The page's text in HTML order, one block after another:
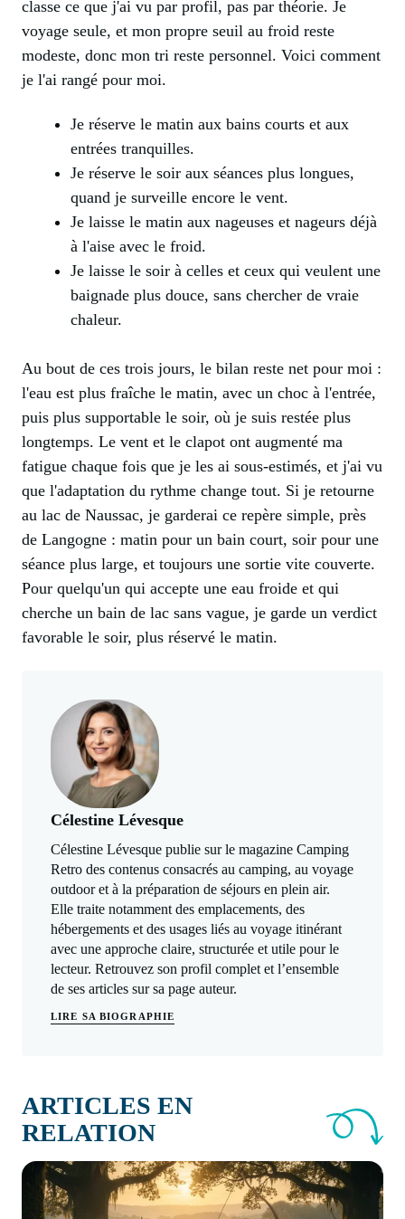
classe ce que j'ai vu par profil, pas par théorie. Je
voyage seule, et mon propre seuil au froid reste
modeste, donc mon tri reste personnel. Voici comment
je l'ai rangé pour moi.
Je réserve le matin aux bains courts et aux
entrées tranquilles.
Je réserve le soir aux séances plus longues,
quand je surveille encore le vent.
Je laisse le matin aux nageuses et nageurs déjà
à l'aise avec le froid.
Je laisse le soir à celles et ceux qui veulent une
baignade plus douce, sans chercher de vraie
chaleur.
Au bout de ces trois jours, le bilan reste net pour moi :
l'eau est plus fraîche le matin, avec un choc à l'entrée,
puis plus supportable le soir, où je suis restée plus
longtemps. Le vent et le clapot ont augmenté ma
fatigue chaque fois que je les ai sous-estimés, et j'ai vu
que l'adaptation du rythme change tout. Si je retourne
au lac de Naussac, je garderai ce repère simple, près
de Langogne : matin pour un bain court, soir pour une
séance plus large, et toujours une sortie vite couverte.
Pour quelqu'un qui accepte une eau froide et qui
cherche un bain de lac sans vague, je garde un verdict
favorable le soir, plus réservé le matin.
Célestine Lévesque
Célestine Lévesque publie sur le magazine Camping
Retro des contenus consacrés au camping, au voyage
outdoor et à la préparation de séjours en plein air.
Elle traite notamment des emplacements, des
hébergements et des usages liés au voyage itinérant
avec une approche claire, structurée et utile pour le
lecteur. Retrouvez son profil complet et l’ensemble
de ses articles sur sa page auteur.
LIRE SA BIOGRAPHIE
ARTICLES EN
RELATION